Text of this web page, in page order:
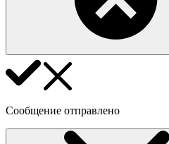
Сообщение отправлено